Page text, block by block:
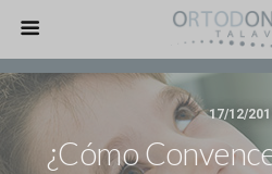
17/12/
¿Cómo